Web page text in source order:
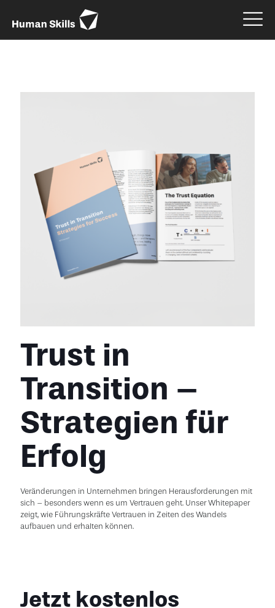
Trust in
Transition –
Strategien für
Erfolg
Veränderungen in Unternehmen bringen Herausforderungen mit
sich – besonders wenn es um Vertrauen geht. Unser Whitepaper
zeigt, wie Führungskräfte Vertrauen in Zeiten des Wandels
aufbauen und erhalten können.
Jetzt kostenlos